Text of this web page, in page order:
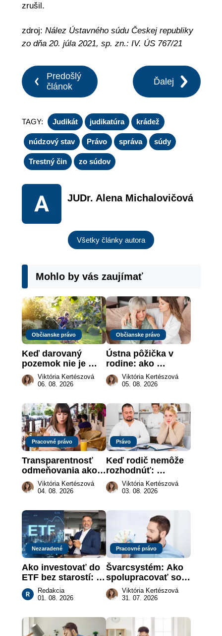
zrušil.
zdroj: Nález Ústavného súdu Českej republiky
zo dňa 20. júla 2021, sp. zn.: IV. ÚS 767/21
Predošlý
článok
Ďalej
TAGY: Judikát judikatúra krádež
núdzový stav Právo správa súdy
Trestný čin zo súdov
JUDr. Alena Michalovičová
Všetky články autora
Mohlo by vás zaujímať
Občianske právo
Keď darovaný
pozemok nie je
„hotová vec“: kedy
môže darca žiadať
Viktória Kertészová
06. 08. 2026
Občianske právo
Ústna pôžička v
rodine: ako
vymôcť peniaze,
keď na papieri nie
Viktória Kertészová
05. 08. 2026
Pracovné právo
Transparentnosť
odmeňovania ako
právna povinnosť:
revolúcia na
práce
Viktória Kertészová
04. 08. 2026
Právo
Keď rodič nemôže
rozhodnúť:
nahradenie prejavu
vôle súdom v
Viktória Kertészová
03. 08. 2026
Nezaradené
Ako investovať do
ETF bez starostí:
Investičné plány,
ktoré urobia prácu
Redakcia
01. 08. 2026
Pracovné právo
Švarcsystém: Ako
spolupracovať so
živnostníkom
legálne a bez
Viktória Kertészová
31. 07. 2026